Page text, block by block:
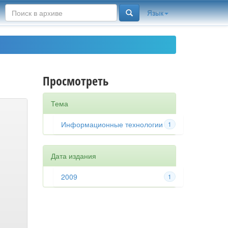
Язык
Просмотреть
Тема
1
Информационные технологии
Дата издания
1
2009